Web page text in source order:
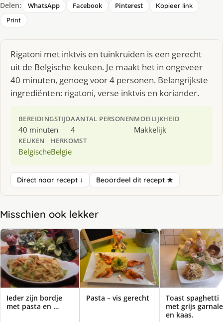
Delen: WhatsApp Facebook Pinterest
Kopieer link
Print
Rigatoni met inktvis en tuinkruiden is een gerecht
uit de Belgische keuken. Je maakt het in ongeveer
40 minuten, genoeg voor 4 personen. Belangrijkste
ingrediënten: rigatoni, verse inktvis en koriander.
BEREIDINGSTIJD
40 minuten
AANTAL PERSONEN
4
MOEILIJKHEID
Makkelijk
KEUKEN
Belgische
HERKOMST
Belgie
Direct naar recept ↓ Beoordeel dit recept ★
Misschien ook lekker
Ieder zijn bordje
met pasta en …
Pasta – vis gerecht
Toast spaghetti
met grijs
en kaas.